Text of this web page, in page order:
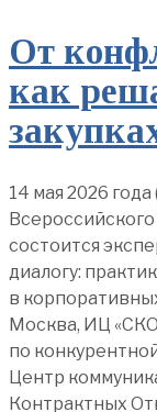
От
как
14 мая 2026 года
состоится
диалогу:
в
Москва, ИЦ
по
Центр
Контрактных